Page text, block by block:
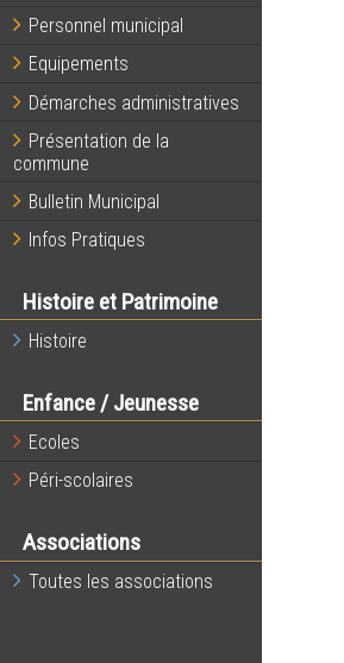
Personnel municipal
Equipements
Démarches administratives
Présentation de la
commune
Bulletin Municipal
Infos Pratiques
Histoire et Patrimoine
Histoire
Enfance / Jeunesse
Ecoles
Péri-scolaires
Associations
Toutes les associations